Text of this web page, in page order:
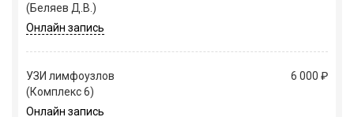
(Беляев Д.В.)
Онлайн запись
УЗИ лимфоузлов
(Комплекс 6)
6 000 ₽
Онлайн запись